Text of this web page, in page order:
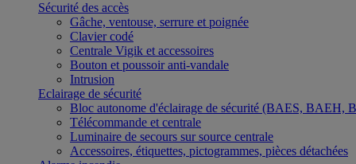
Sécurité des accès
Gâche, ventouse, serrure et poignée
Clavier codé
Centrale Vigik et accessoires
Bouton et poussoir anti-vandale
Intrusion
Eclairage de sécurité
Bloc autonome d'éclairage de sécurité (BAES,
Télécommande et centrale
Luminaire de secours sur source centrale
Accessoires, étiquettes, pictogrammes, pièces détachées